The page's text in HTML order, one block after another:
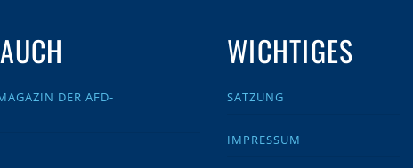
DER AFD-
WICHTIGES
SATZUNG
IMPRESSUM